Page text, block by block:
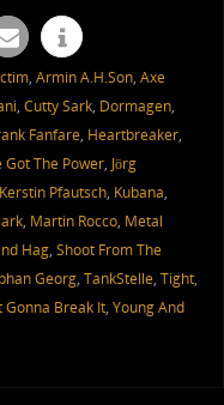
, Armin A.H.Son, Axe
, Cutty Sark, Dormagen,
Fanfare, Heartbreaker,
Got The Power, Jörg
Kerstin Pfautsch, Kubana,
, Martin Rocco, Metal
Hag, Shoot From The
Georg, TankStelle, Tight,
Gonna Break It, Young And